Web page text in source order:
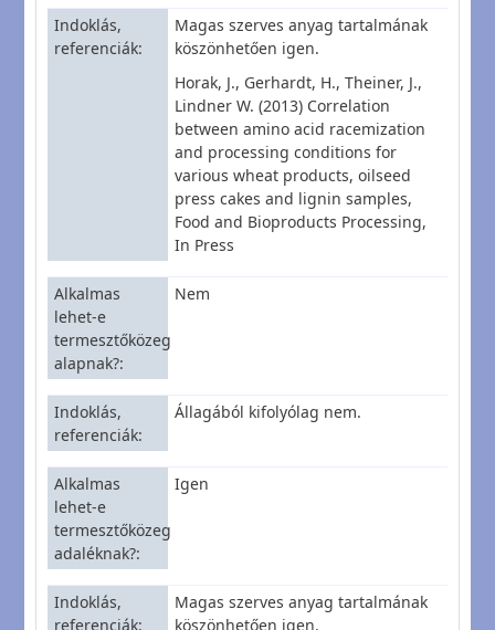
Indoklás,
referenciák
Magas szerves anyag tartalmának
köszönhetően igen.
Horak, J., Gerhardt, H., Theiner, J.,
Lindner W. (2013) Correlation
between amino acid racemization
and processing conditions for
various wheat products, oilseed
press cakes and lignin samples,
Food and Bioproducts Processing,
In Press
Alkalmas
lehet-e
termesztőközeg
alapnak?
Nem
Indoklás,
referenciák
Állagából kifolyólag nem.
Alkalmas
lehet-e
termesztőközeg
adaléknak?
Igen
Indoklás,
referenciák
Magas szerves anyag tartalmának
köszönhetően igen.